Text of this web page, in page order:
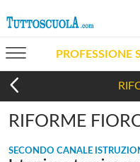
PROFESSIONE
RIFORME
SECONDO CANALE